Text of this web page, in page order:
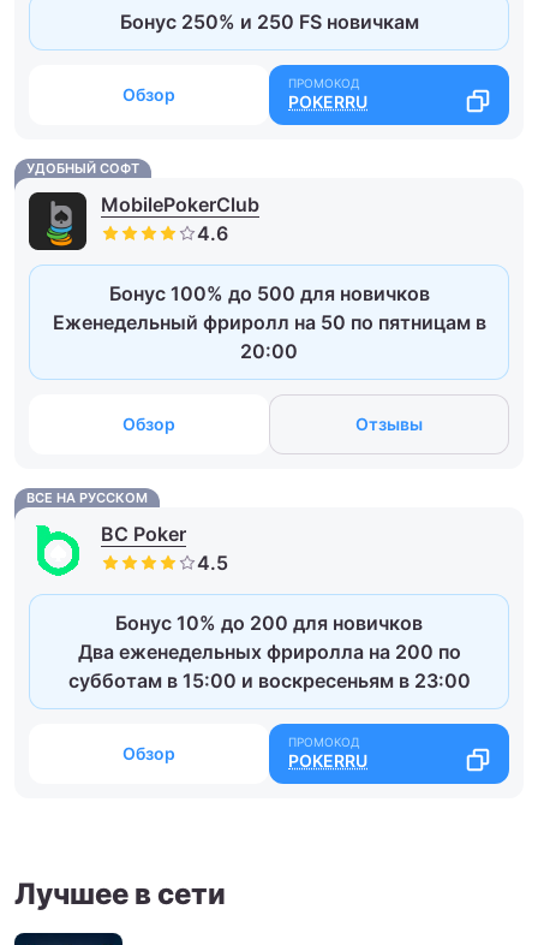
Бонус 250% и 250 FS новичкам
Обзор POKERRU
УДОБНЫЙ СОФТ
MobilePokerClub
Бонус 100% до 500 для новичков
Еженедельный фриролл на 50 по пятницам в
20:00
Обзор Отзывы
ВСЕ НА РУССКОМ
BC Poker
Бонус 10% до 200 для новичков
Два еженедельных фриролла на 200 по
субботам в 15:00 и воскресеньям в 23:00
Обзор POKERRU
Лучшее в сети